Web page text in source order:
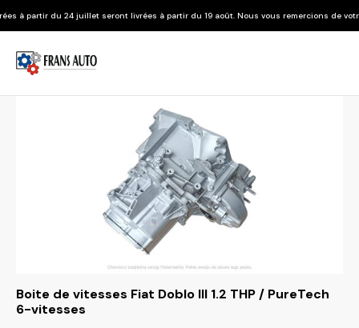
seront livrées à partir du 19 août. Nous vous remercions de votre compréhension.
Boite de vitesses Fiat Doblo III 1.2 THP / PureTech
6-vitesses